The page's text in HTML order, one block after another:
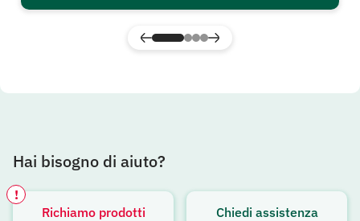
Hai bisogno di aiuto?
Richiamo prodotti
!
Chiedi assistenza